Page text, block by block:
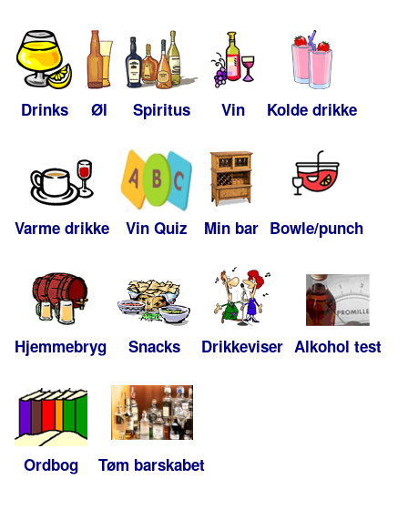
Drinks Øl Spiritus Vin Kolde drikke
Varme drikke Vin Quiz Min bar Bowle/punch
Hjemmebryg Snacks Drikkeviser Alkohol test
Ordbog Tøm barskabet